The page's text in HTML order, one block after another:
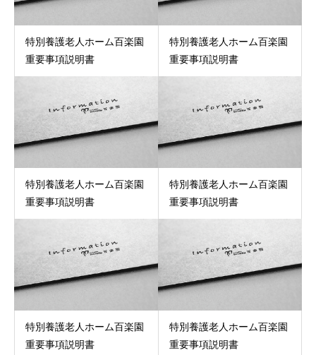
特別養護老人ホーム百楽園
重要事項説明書
特別養護老人ホーム百楽園
重要事項説明書
特別養護老人ホーム百楽園
重要事項説明書
特別養護老人ホーム百楽園
重要事項説明書
特別養護老人ホーム百楽園
重要事項説明書
特別養護老人ホーム百楽園
重要事項説明書